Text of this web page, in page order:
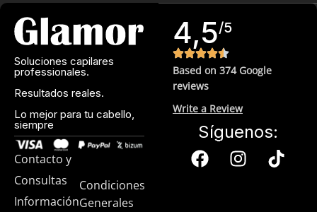
Soluciones capilares
professionales.
Resultados reales.
Lo mejor para tu cabello,
siempre
Contacto y
Consultas
Información
Condiciones
Generales
4,5/5
Based on 374 Google
reviews
Write a Review
Síguenos: